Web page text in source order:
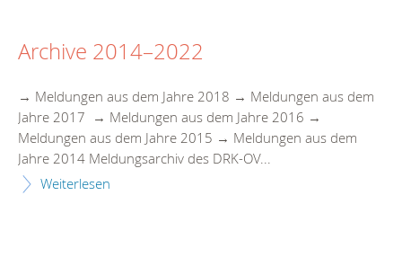
Archive 2014–2022
→ Meldungen aus dem Jahre 2018 → Meldungen aus dem
Jahre 2017 → Meldungen aus dem Jahre 2016 →
Meldungen aus dem Jahre 2015 → Meldungen aus dem
Jahre 2014 Meldungsarchiv des DRK-OV...
Weiterlesen